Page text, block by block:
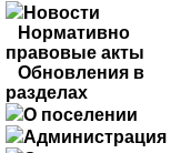
Новости
Нормативно
правовые акты
Обновления в
разделах
О поселении
Администрация